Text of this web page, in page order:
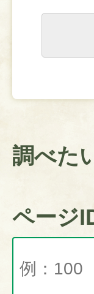
調べた
ページ